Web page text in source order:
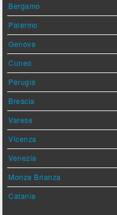
Bergamo
Palermo
Genova
Cuneo
Perugia
Brescia
Varese
Vicenza
Venezia
Monza Brianza
Catania